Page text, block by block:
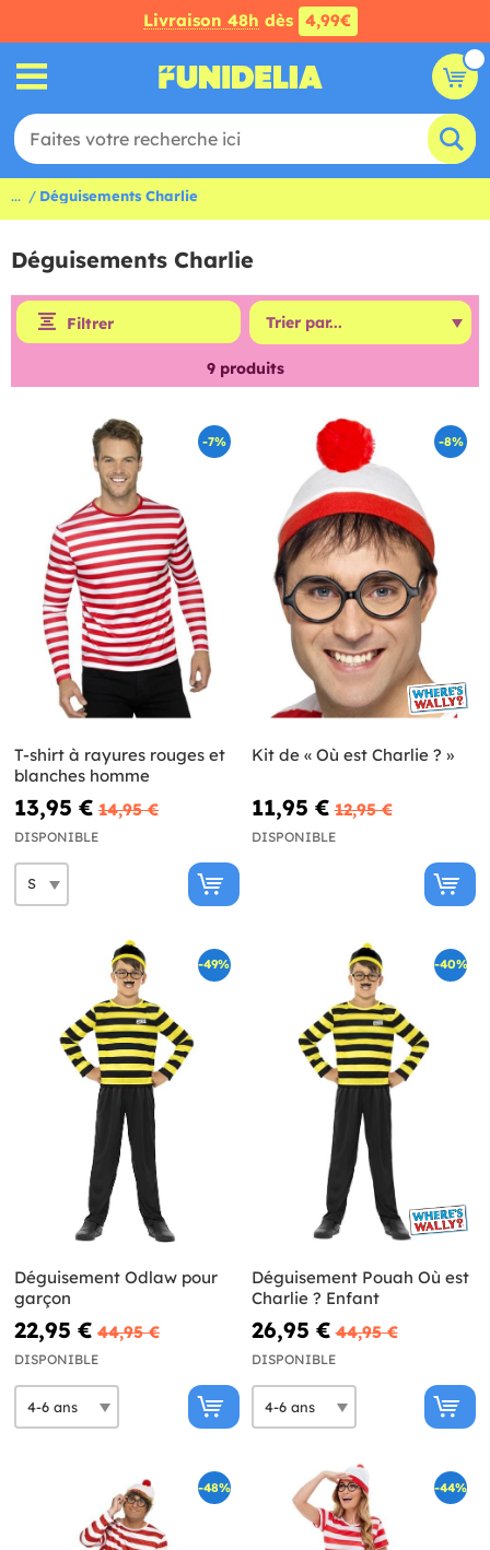
Livraison 48h dès 4,99€
... Déguisements Charlie
Déguisements Charlie
Filtrer
9produits
-7%
T-shirt à rayures rouges et
blanches homme
13,95 € 14,95 €
DISPONIBLE
-8%
Kit de « Où est Charlie ? »
11,95 € 12,95 €
DISPONIBLE
-49%
Déguisement Odlaw pour
garçon
22,95 € 44,95 €
DISPONIBLE
-40%
Déguisement Pouah Où est
Charlie ? Enfant
26,95 € 44,95 €
DISPONIBLE
-48% -44%